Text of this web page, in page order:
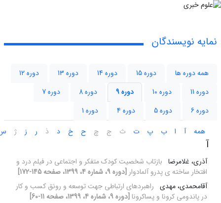
نمایه نویسندگان
همه دوره ها دوره 15 دوره 14 دوره 13
دوره 12
دوره 11
دوره 10 دوره 9 دوره 8
دوره 7
دوره 6
دوره 5 دوره 4
دوره 1
همه
آ ا ب پ ت ث ج چ ح خ د ذ ر ز ژ
آ
آذری، غلامرضا بازتاب شخصیت کودک متفکر و اجتماعی در فیلم درد و
افتخار ساخته ی پدرو آلمادوار [دوره 9، شماره 4، 1399، صفحه 145-172]
آقامحمدی، مهدی راهبردهای ارتباطی جهت توسعه و رونق کسب و کار
در پاندومی کرونا و پساکرونا [دوره 9، شماره 4، 1399، صفحه 11-60]